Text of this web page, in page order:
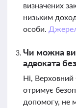
визначених
низьким
особи.
Чи можна
адвоката
Ні,
отримує
допомогу, не